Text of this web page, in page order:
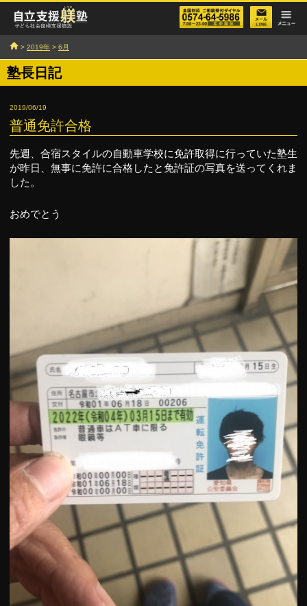
> 2019年 > 6月
塾長日記
2019/06/19
普通免許合格
先週、合宿スタイルの自動車学校に免許取得に行っていた塾生
が昨日、無事に免許に合格したと免許証の写真を送ってくれま
した。
おめでとう